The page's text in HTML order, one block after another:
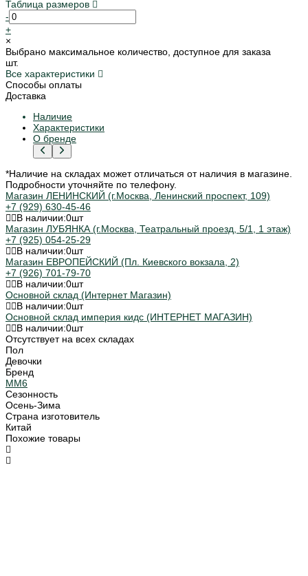
Таблица размеров
-
+
×
Выбрано максимальное количество, доступное для заказа
шт.
Все характеристики
Способы оплаты
Доставка
Наличие
Характеристики
О бренде
*Наличие на складах может отличаться от наличия в магазине.
Подробности уточняйте по телефону.
Магазин ЛЕНИНСКИЙ (г.Москва, Ленинский проспект, 109)
+7 (929) 630-45-46
В наличии:0шт
Магазин ЛУБЯНКА (г.Москва, Театральный проезд, 5/1, 1 этаж)
+7 (925) 054-25-29
В наличии:0шт
Магазин ЕВРОПЕЙСКИЙ (Пл. Киевского вокзала, 2)
+7 (926) 701-79-70
В наличии:0шт
Основной склад (Интернет Магазин)
В наличии:0шт
Основной склад империя кидс (ИНТЕРНЕТ МАГАЗИН)
В наличии:0шт
Отсутствует на всех складах
Пол
Девочки
Бренд
MM6
Сезонность
Осень-Зима
Страна изготовитель
Китай
Похожие товары